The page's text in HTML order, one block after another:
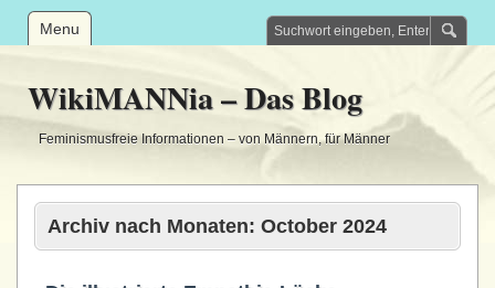
Menu
WikiMANNia – Das Blog
Feminismusfreie Informationen – von Männern, für Männer
Archiv nach Monaten: October 2024